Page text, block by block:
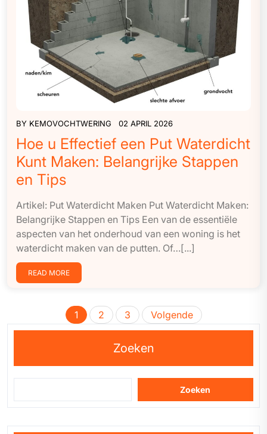
BY KEMOVOCHTWERING 02 APRIL 2026
Hoe u Effectief een Put Waterdicht
Kunt Maken: Belangrijke Stappen
en Tips
Artikel: Put Waterdicht Maken Put Waterdicht Maken:
Belangrijke Stappen en Tips Een van de essentiële
aspecten van het onderhoud van een woning is het
waterdicht maken van de putten. Of…[...]
READ MORE
Berichten
paginering
1 2 3 Volgende
Zoeken
Zoeken